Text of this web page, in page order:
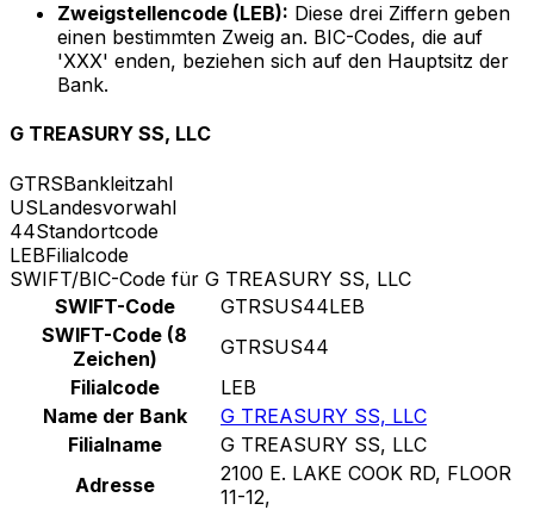
Zweigstellencode (LEB): Diese drei Ziffern geben
einen bestimmten Zweig an. BIC-Codes, die auf
'XXX' enden, beziehen sich auf den Hauptsitz der
Bank.
G TREASURY SS, LLC
GTRSBankleitzahl
USLandesvorwahl
44Standortcode
LEBFilialcode
SWIFT/BIC-Code für G TREASURY SS, LLC
SWIFT-Code
GTRSUS44LEB
SWIFT-Code (8
Zeichen)
GTRSUS44
Filialcode
LEB
Name der Bank
G TREASURY SS, LLC
Filialname
G TREASURY SS, LLC
Adresse
2100 E. LAKE COOK RD, FLOOR
11-12,